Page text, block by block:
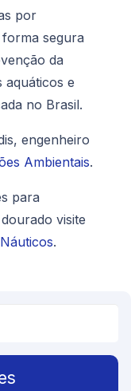
por
segura
da
aquáticos e
no Brasil.
engenheiro
Ambientais.
para
visite
.